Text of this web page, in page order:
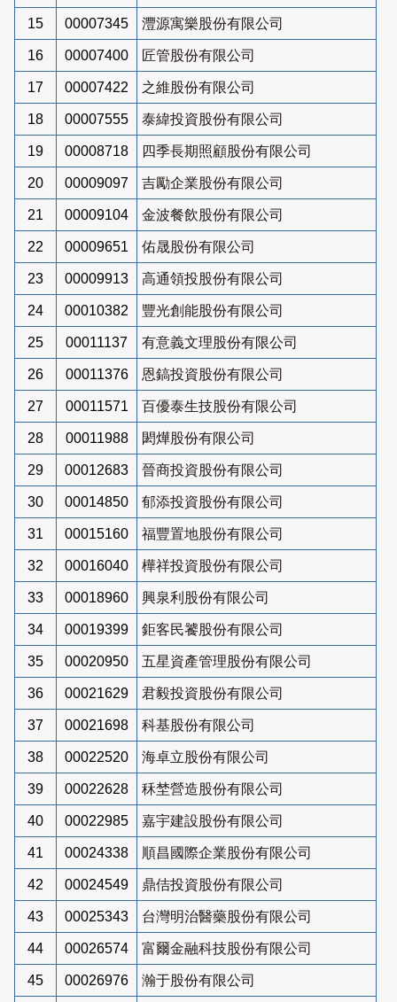
15 00007345 灃源寓樂股份有限公司
16 00007400 匠管股份有限公司
17 00007422 之維股份有限公司
18 00007555 泰緯投資股份有限公司
19 00008718 四季長期照顧股份有限公司
20 00009097 吉勵企業股份有限公司
21 00009104 金波餐飲股份有限公司
22 00009651 佑晟股份有限公司
23 00009913 高通領投股份有限公司
24 00010382 豐光創能股份有限公司
25 00011137 有意義文理股份有限公司
26 00011376 恩鎬投資股份有限公司
27 00011571 百優泰生技股份有限公司
28 00011988 閎燁股份有限公司
29 00012683 晉商投資股份有限公司
30 00014850 郁添投資股份有限公司
31 00015160 福豐置地股份有限公司
32 00016040 樺祥投資股份有限公司
33 00018960 興泉利股份有限公司
34 00019399 鉅客民饕股份有限公司
35 00020950 五星資產管理股份有限公司
36 00021629 君毅投資股份有限公司
37 00021698 科基股份有限公司
38 00022520 海卓立股份有限公司
39 00022628 秝埜營造股份有限公司
40 00022985 嘉宇建設股份有限公司
41 00024338 順昌國際企業股份有限公司
42 00024549 鼎佶投資股份有限公司
43 00025343 台灣明治醫藥股份有限公司
44 00026574 富爾金融科技股份有限公司
45 00026976 瀚于股份有限公司